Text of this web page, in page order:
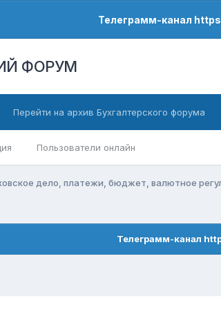
Телеграмм-канал
ФОРУМ
Пользователи онлайн
Перейти на архив Бухгалтерского форума
дело, платежи, бюджет, валютное
Телеграмм-канал